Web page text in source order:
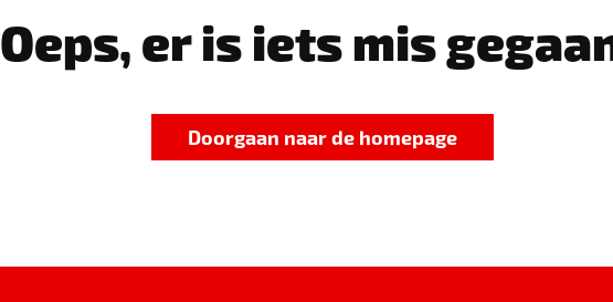
Oeps, er is iets mis
Doorgaan naar de homepage